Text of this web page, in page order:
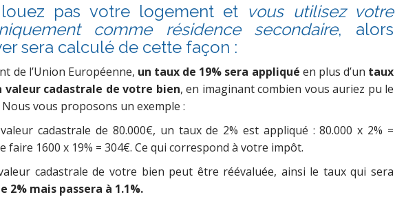
pas votre logement et vous utilisez votre
comme résidence secondaire, alors
sera calculé de cette façon :
de l’Union Européenne, un taux de 19% sera appliqué en plus d’un taux
valeur cadastrale de votre bien, en imaginant combien vous auriez pu le
Nous vous proposons un exemple :
cadastrale de 80.000€, un taux de 2% est appliqué : 80.000 x 2% =
faire 1600 x 19% = 304€. Ce qui correspond à votre impôt.
cadastrale de votre bien peut être réévaluée, ainsi le taux qui sera
2% mais passera à 1.1%.